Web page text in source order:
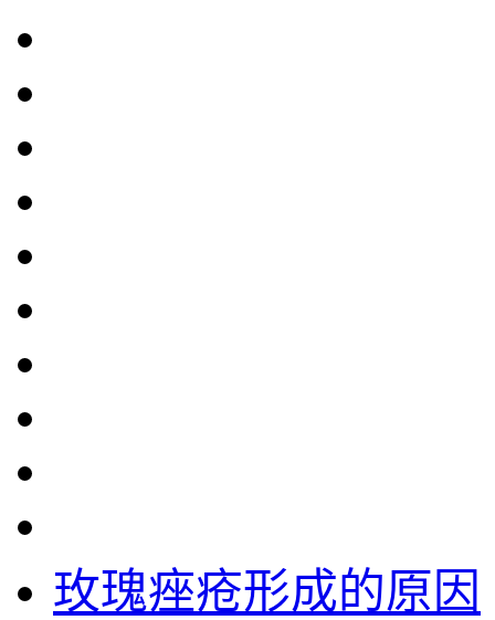
玫瑰痤疮形成的原因